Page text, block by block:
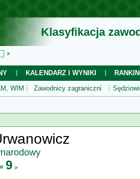
Klasyfikacja
KALENDARZ I WYNIKI
WIM Zawodnicy zagraniczni
9